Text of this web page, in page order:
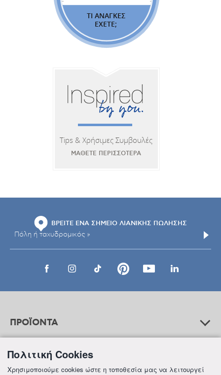
ΤΙ ΑΝΑΓΚΕΣ
ΕΧΕΤΕ;
Tips & Χρήσιμες Συμβουλές
ΜΑΘΕΤΕ ΠΕΡΙΣΣΟΤΕΡΑ
ΒΡΕΙΤΕ ΕΝΑ ΣΗΜΕΙΟ ΛΙΑΝΙΚΗΣ ΠΩΛΗΣΗΣ
ΠΡΟΪΟΝΤΑ
ΒΟΗΘΕΙΑ
Πολιτική Cookies
Χρησιμοποιούμε cookies ώστε η τοποθεσία μας να λειτουργεί